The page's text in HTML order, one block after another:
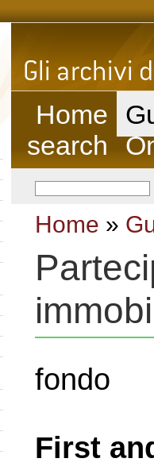
Home
search
Home »
fondo
First